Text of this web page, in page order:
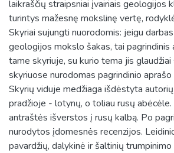
laikraščių straipsniai įvairiais geologijos
turintys mažesnę mokslinę vertę,
Skyriai sujungti nuorodomis: jeigu
geologijos mokslo šakas, tai pagrindinis
tame skyriuje, su kurio tema jis
skyriuose nurodomas pagrindinio
Skyrių viduje medžiaga išdėstyta
pradžioje - lotynų, o toliau rusų
antraštės išverstos į rusų kalbą. Po
nurodytos įdomesnės recenzijos.
pavardžių, dalykinė ir šaltinių